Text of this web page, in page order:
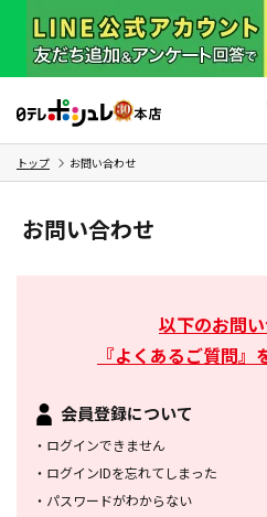
トップ お問い合わせ
お問い合わせ
以下のお問
『よくあるご質問
会員登録について
・ ログインできません
・ ログインIDを忘れてしまった
・ パスワードがわからない